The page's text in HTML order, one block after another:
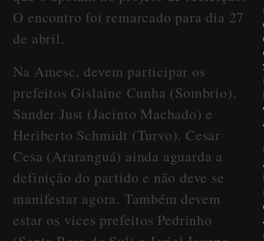
O encontro foi remarcado para dia 27
de abril.
Na Amesc, devem participar os
prefeitos Gislaine Cunha (Sombrio),
Sander Just (Jacinto Machado) e
Heriberto Schmidt (Turvo). Cesar
Cesa (Araranguá) ainda aguarda a
definição do partido e não deve se
manifestar agora. Também devem
estar os vices prefeitos Pedrinho